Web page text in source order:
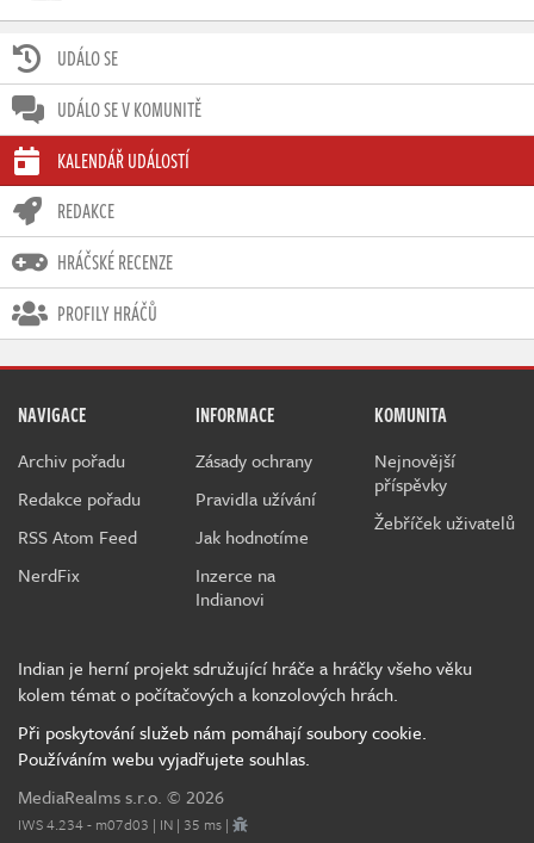
UDÁLO SE
UDÁLO SE V KOMUNITĚ
KALENDÁŘ UDÁLOSTÍ
REDAKCE
HRÁČSKÉ RECENZE
PROFILY HRÁČŮ
NAVIGACE
Archiv pořadu
Redakce pořadu
RSS Atom Feed
NerdFix
INFORMACE
Zásady ochrany
Pravidla užívání
Jak hodnotíme
Inzerce na
Indianovi
KOMUNITA
Nejnovější
příspěvky
Žebříček uživatelů
Indian je herní projekt sdružující hráče a hráčky všeho věku
kolem témat o počítačových a konzolových hrách.
Při poskytování služeb nám pomáhají soubory cookie.
Používáním webu vyjadřujete souhlas.
MediaRealms s.r.o. © 2026
IWS 4.234 - m07d03 | IN | 35 ms |